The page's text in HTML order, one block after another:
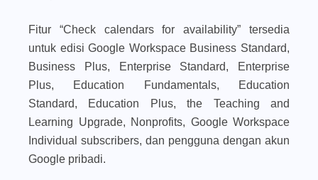
Fitur “Check calendars for availability” tersedia
untuk edisi Google Workspace Business Standard,
Business Plus, Enterprise Standard, Enterprise
Plus, Education Fundamentals, Education
Standard, Education Plus, the Teaching and
Learning Upgrade, Nonprofits, Google Workspace
Individual subscribers, dan pengguna dengan akun
Google pribadi.